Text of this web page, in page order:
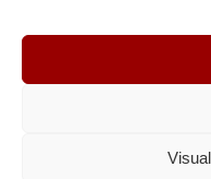
DOWNLOAD